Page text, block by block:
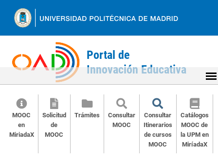
contenido
MOOC
en
MiriadaX
Solicitud
de
MOOC
Trámites
Consultar
MOOC
Consultar
Itinerarios
de cursos
MOOC
Catálogos
MOOC de
la UPM en
MiríadaX